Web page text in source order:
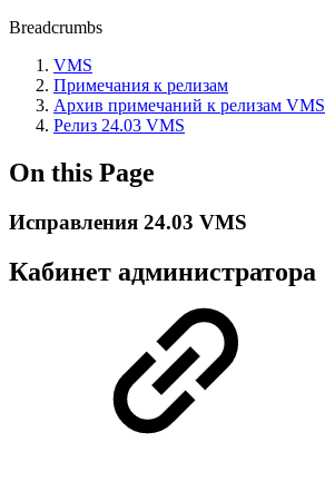
Breadcrumbs
VMS
Примечания к релизам
Аpхив примечаний к релизам VMS
Релиз 24.03 VMS
On this Page
Исправления 24.03 VMS
Кабинет администратора